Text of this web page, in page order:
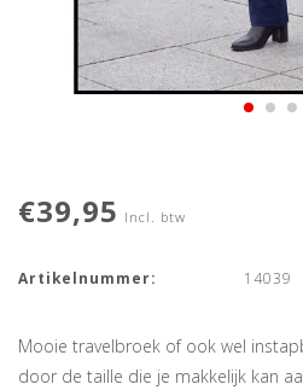
€39,95 Incl. btw
Artikelnummer: 14039
Mooie travelbroek of ook wel
door de taille die je makkelijk kan